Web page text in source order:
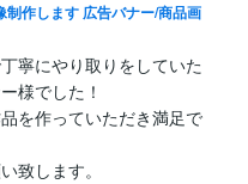
作します 広告バナー/商品画
寧にやり取りをしていた
様でした！
を作っていただき満足で
致します。